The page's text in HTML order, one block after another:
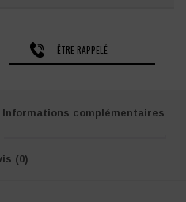
ÊTRE RAPPELÉ
Informations complémentaires
(0)